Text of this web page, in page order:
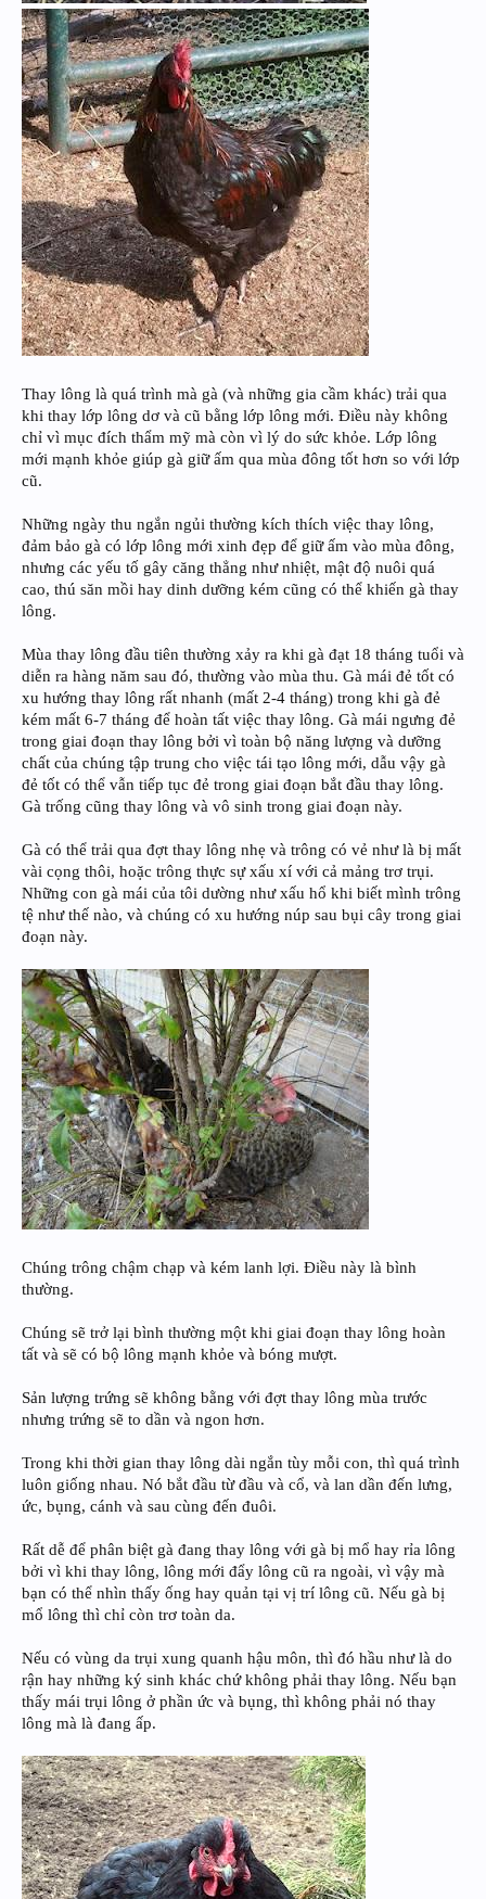
Thay lông là quá trình mà gà (và những gia cầm khác) trải qua
khi thay lớp lông dơ và cũ bằng lớp lông mới. Điều này không
chỉ vì mục đích thẩm mỹ mà còn vì lý do sức khỏe. Lớp lông
mới mạnh khỏe giúp gà giữ ấm qua mùa đông tốt hơn so với lớp
cũ.
Những ngày thu ngắn ngủi thường kích thích việc thay lông,
đảm bảo gà có lớp lông mới xinh đẹp để giữ ấm vào mùa đông,
nhưng các yếu tố gây căng thẳng như nhiệt, mật độ nuôi quá
cao, thú săn mồi hay dinh dưỡng kém cũng có thể khiến gà thay
lông.
Mùa thay lông đầu tiên thường xảy ra khi gà đạt 18 tháng tuổi và
diễn ra hàng năm sau đó, thường vào mùa thu. Gà mái đẻ tốt có
xu hướng thay lông rất nhanh (mất 2-4 tháng) trong khi gà đẻ
kém mất 6-7 tháng để hoàn tất việc thay lông. Gà mái ngưng đẻ
trong giai đoạn thay lông bởi vì toàn bộ năng lượng và dưỡng
chất của chúng tập trung cho việc tái tạo lông mới, dẫu vậy gà
đẻ tốt có thể vẫn tiếp tục đẻ trong giai đoạn bắt đầu thay lông.
Gà trống cũng thay lông và vô sinh trong giai đoạn này.
Gà có thể trải qua đợt thay lông nhẹ và trông có vẻ như là bị mất
vài cọng thôi, hoặc trông thực sự xấu xí với cả mảng trơ trụi.
Những con gà mái của tôi dường như xấu hổ khi biết mình trông
tệ như thế nào, và chúng có xu hướng núp sau bụi cây trong giai
đoạn này.
Chúng trông chậm chạp và kém lanh lợi. Điều này là bình
thường.
Chúng sẽ trở lại bình thường một khi giai đoạn thay lông hoàn
tất và sẽ có bộ lông mạnh khỏe và bóng mượt.
Sản lượng trứng sẽ không bằng với đợt thay lông mùa trước
nhưng trứng sẽ to dần và ngon hơn.
Trong khi thời gian thay lông dài ngắn tùy mỗi con, thì quá trình
luôn giống nhau. Nó bắt đầu từ đầu và cổ, và lan dần đến lưng,
ức, bụng, cánh và sau cùng đến đuôi.
Rất dễ để phân biệt gà đang thay lông với gà bị mổ hay rỉa lông
bởi vì khi thay lông, lông mới đẩy lông cũ ra ngoài, vì vậy mà
bạn có thể nhìn thấy ống hay quản tại vị trí lông cũ. Nếu gà bị
mổ lông thì chỉ còn trơ toàn da.
Nếu có vùng da trụi xung quanh hậu môn, thì đó hầu như là do
rận hay những ký sinh khác chứ không phải thay lông. Nếu bạn
thấy mái trụi lông ở phần ức và bụng, thì không phải nó thay
lông mà là đang ấp.